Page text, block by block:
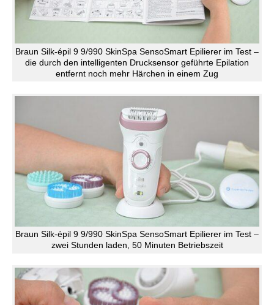
Braun Silk-épil 9 9/990 SkinSpa SensoSmart Epilierer im Test –
die durch den intelligenten Drucksensor geführte Epilation
entfernt noch mehr Härchen in einem Zug
Braun Silk-épil 9 9/990 SkinSpa SensoSmart Epilierer im Test –
zwei Stunden laden, 50 Minuten Betriebszeit